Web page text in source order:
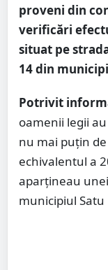
proveni din
verificări
situat pe
14 din
Potrivit
oamenii legii
nu mai puțin
echivalentul a
aparțineau
municipiul Satu